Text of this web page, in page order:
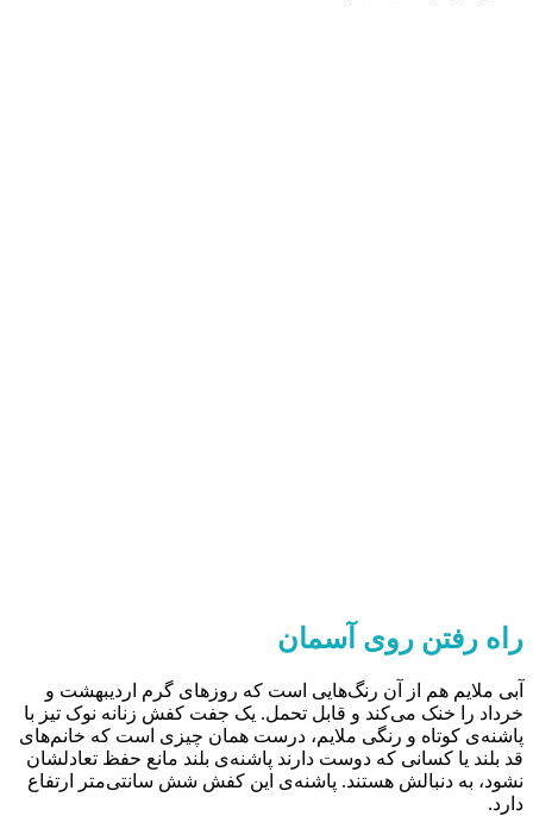
راه رفتن روی آسمان
آبی ملایم هم از آن رنگ‌هایی است که روزهای گرم اردیبهشت و
خرداد را خنک می‌کند و قابل تحمل. یک جفت کفش زنانه نوک تیز با
پاشنه‌ی کوتاه و رنگی ملایم، درست همان چیزی است که خانم‌های
قد بلند یا کسانی که دوست دارند پاشنه‌ی بلند مانع حفظ تعادلشان
نشود، به دنبالش هستند. پاشنه‌ی این کفش شش سانتی‌متر ارتفاع
دارد.